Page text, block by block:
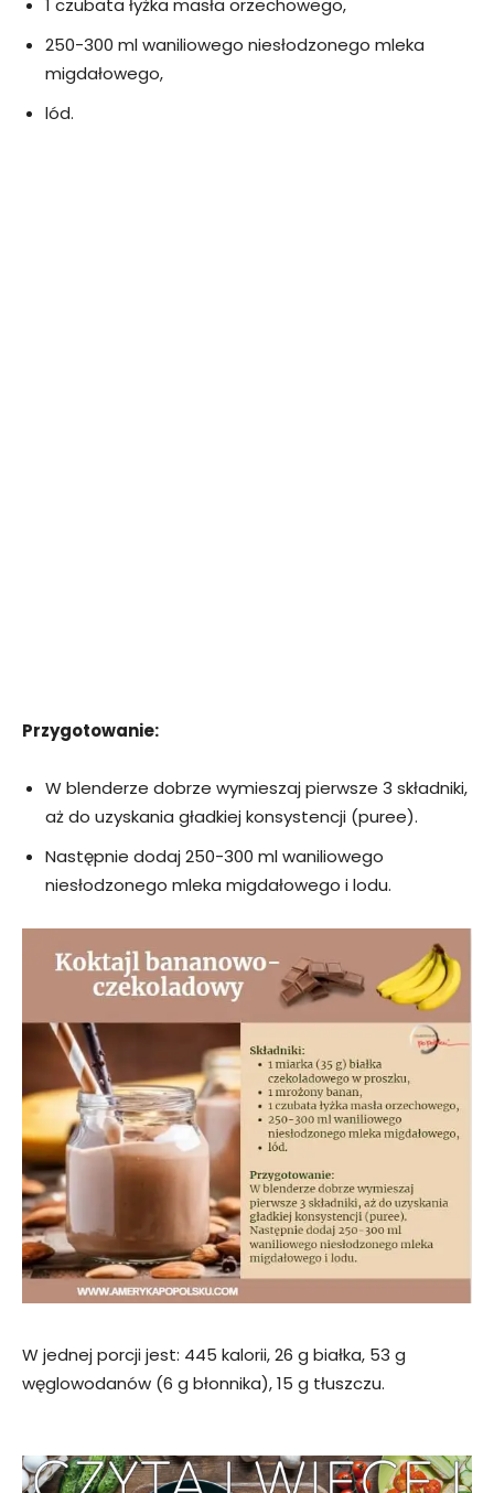
1 czubata łyżka masła orzechowego,
250-300 ml waniliowego niesłodzonego mleka
migdałowego,
lód.
Przygotowanie:
W blenderze dobrze wymieszaj pierwsze 3 składniki,
aż do uzyskania gładkiej konsystencji (puree).
Następnie dodaj 250-300 ml waniliowego
niesłodzonego mleka migdałowego i lodu.
W jednej porcji jest: 445 kalorii, 26 g białka, 53 g
węglowodanów (6 g błonnika), 15 g tłuszczu.